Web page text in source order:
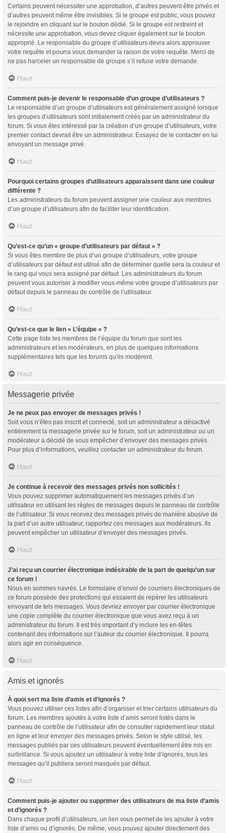
Certains peuvent nécessiter une approbation, d’autres peuvent être privés et
d’autres peuvent même être invisibles. Si le groupe est public, vous pouvez
le rejoindre en cliquant sur le bouton dédié. Si le groupe est restreint et
nécessite une approbation, vous devez cliquer également sur le bouton
approprié. Le responsable du groupe d’utilisateurs devra alors approuver
votre requête et pourra vous demander la raison de votre requête. Merci de
ne pas harceler un responsable de groupe s’il refuse votre demande.
Haut
Comment puis-je devenir le responsable d’un groupe d’utilisateurs ?
Le responsable d’un groupe d’utilisateurs est généralement assigné lorsque
les groupes d’utilisateurs sont initialement créés par un administrateur du
forum. Si vous êtes intéressé par la création d’un groupe d’utilisateurs, votre
premier contact devrait être un administrateur. Essayez de le contacter en lui
envoyant un message privé.
Haut
Pourquoi certains groupes d’utilisateurs apparaissent dans une couleur
différente ?
Les administrateurs du forum peuvent assigner une couleur aux membres
d’un groupe d’utilisateurs afin de faciliter leur identification.
Haut
Qu’est-ce qu’un « groupe d’utilisateurs par défaut » ?
Si vous êtes membre de plus d’un groupe d’utilisateurs, votre groupe
d’utilisateurs par défaut est utilisé afin de déterminer quelle sera la couleur et
le rang qui vous sera assigné par défaut. Les administrateurs du forum
peuvent vous autoriser à modifier vous-même votre groupe d’utilisateurs par
défaut depuis le panneau de contrôle de l’utilisateur.
Haut
Qu’est-ce que le lien « L’équipe » ?
Cette page liste les membres de l’équipe du forum que sont les
administrateurs et les modérateurs, en plus de quelques informations
supplémentaires tels que les forums qu’ils modèrent.
Haut
Messagerie privée
Je ne peux pas envoyer de messages privés !
Soit vous n’êtes pas inscrit et connecté, soit un administrateur a désactivé
entièrement la messagerie privée sur le forum, soit un administrateur ou un
modérateur a décidé de vous empêcher d’envoyer des messages privés.
Pour plus d’informations, veuillez contacter un administrateur du forum.
Haut
Je continue à recevoir des messages privés non sollicités !
Vous pouvez supprimer automatiquement les messages privés d’un
utilisateur en utilisant les règles de messages depuis le panneau de contrôle
de l’utilisateur. Si vous recevez des messages privés de manière abusive de
la part d’un autre utilisateur, rapportez ces messages aux modérateurs. Ils
peuvent empêcher un utilisateur d’envoyer des messages privés.
Haut
J’ai reçu un courrier électronique indésirable de la part de quelqu’un sur
ce forum !
Nous en sommes navrés. Le formulaire d’envoi de courriers électroniques de
ce forum possède des protections qui essaient de repérer les utilisateurs
envoyant de tels messages. Vous devriez envoyer par courrier électronique
une copie complète du courrier électronique que vous avez reçu à un
administrateur du forum. Il est très important d’y inclure les en-têtes
contenant des informations sur l’auteur du courrier électronique. Il pourra
alors agir en conséquence.
Haut
Amis et ignorés
À quoi sert ma liste d’amis et d’ignorés ?
Vous pouvez utiliser ces listes afin d’organiser et trier certains utilisateurs du
forum. Les membres ajoutés à votre liste d’amis seront listés dans le
panneau de contrôle de l’utilisateur afin de consulter rapidement leur statut
en ligne et leur envoyer des messages privés. Selon le style utilisé, les
messages publiés par ces utilisateurs peuvent éventuellement être mis en
surbrillance. Si vous ajoutez un utilisateur à votre liste d’ignorés, tous les
messages qu’il publiera seront masqués par défaut.
Haut
Comment puis-je ajouter ou supprimer des utilisateurs de ma liste d’amis
et d’ignorés ?
Dans chaque profil d’utilisateurs, un lien vous permet de les ajouter à votre
liste d’amis ou d’ignorés. De même, vous pouvez ajouter directement des